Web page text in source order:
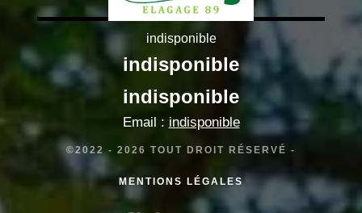
indisponible
indisponible
indisponible
Email : indisponible
©2022 - 2026 TOUT DROIT RÉSERVÉ -
MENTIONS LÉGALES